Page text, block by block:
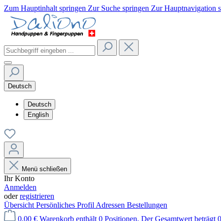
Zum Hauptinhalt springen Zur Suche springen Zur Hauptnavigation
Deutsch
Deutsch
English
Menü schließen
Ihr Konto
Anmelden
oderregistrieren
Übersicht Persönliches Profil Adressen Bestellungen
0,00 € Warenkorb enthält 0 Positionen. Der Gesamtwert beträgt